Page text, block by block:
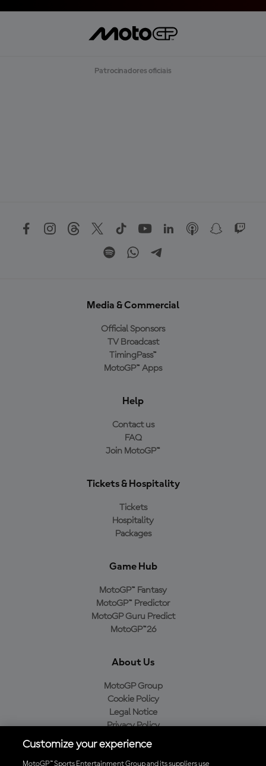
Patrocinadores oficiais
Media & Commercial
Official Sponsors
TV Broadcast
TimingPass™
MotoGP™ Apps
Help
Contact us
FAQ
Join MotoGP™
Tickets & Hospitality
Tickets
Hospitality
Packages
Game Hub
MotoGP™ Fantasy
MotoGP™ Predictor
MotoGP Guru Predict
MotoGP™26
About Us
MotoGP Group
Cookie Policy
Legal Notice
Privacy Policy
Purchase Policy
Customize your experience
MotoGP™ Sports Entertainment Group and its suppliers use